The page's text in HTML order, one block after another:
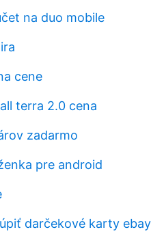
na duo mobile
cene
terra 2.0 cena
zadarmo
pre android
darčekové karty ebay